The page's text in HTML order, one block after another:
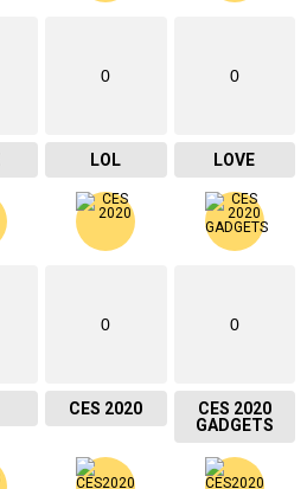
0
LOL
0
LOVE
0
CES 2020
0
CES 2020
GADGETS